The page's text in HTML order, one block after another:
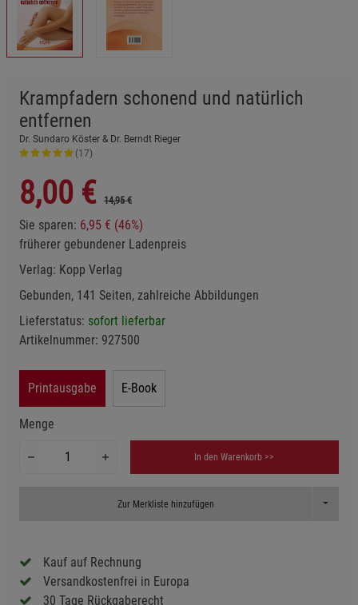
Krampfadern schonend und natürlich
entfernen
Dr. Sundaro Köster & Dr. Berndt Rieger
(17)
8,00 € 14,95 €
Sie sparen: 6,95 € (46%)
früherer gebundener Ladenpreis
Verlag: Kopp Verlag
Gebunden, 141 Seiten, zahlreiche Abbildungen
Lieferstatus: sofort lieferbar
Artikelnummer: 927500
Printausgabe E-Book
Menge
In den Warenkorb >>
Zur Merkliste hinzufügen Toggle
Kauf auf Rechnung
Versandkostenfrei in Europa
30 Tage Rückgaberecht